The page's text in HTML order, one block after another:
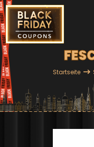
Direkt zum Inhalt
Startseite